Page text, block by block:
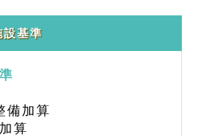
設基準
備加算
算